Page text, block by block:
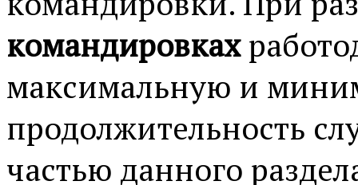
командировках
максимальную и
продолжительность
частью данного